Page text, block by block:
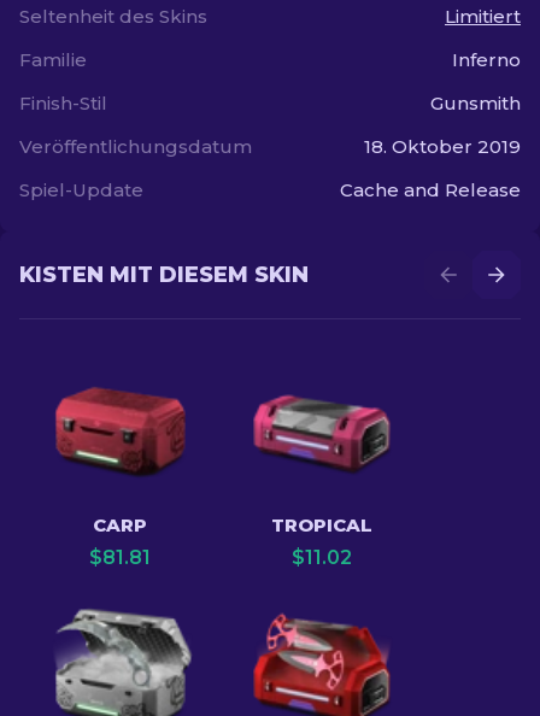
Seltenheit des Skins
Limitiert
Familie
Inferno
Finish-Stil
Gunsmith
Veröffentlichungsdatum
18. Oktober 2019
Spiel-Update
Cache and Release
KISTEN MIT DIESEM SKIN
CARP
$81.81
TROPICAL
$11.02